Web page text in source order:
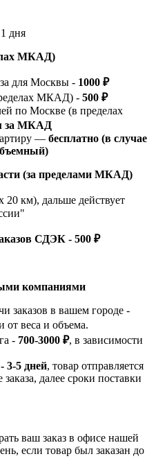
дня
МКАД)
для Москвы - 1000 ₽
МКАД) - 500 ₽
по Москве (в пределах
за МКАД
— бесплатно (в случае
(за пределами МКАД)
20 км), дальше действует
СДЭК - 500 ₽
компаниями
заказов в вашем городе -
от веса и объема.
- 700-3000 ₽, в зависимости
3-5 дней, товар отправляется
далее сроки поставки
ваш заказ в офисе нашей
если товар был заказан до